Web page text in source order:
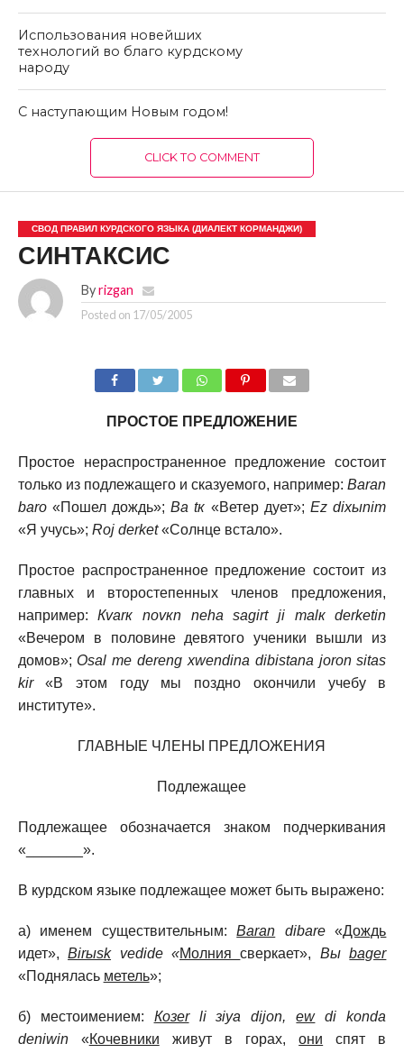
Использования новейших
технологий во благо курдскому
народу
С наступающим Новым годом!
CLICK TO COMMENT
СВОД ПРАВИЛ КУРДСКОГО ЯЗЫКА (ДИАЛЕКТ КОРМАНДЖИ)
СИНТАКСИС
By rizgan
Posted on 17/05/2005
ПРОСТОЕ ПРЕДЛОЖЕНИЕ
Простое нераспространенное предложение состоит
только из подлежащего и сказуемого, например:Baran
barо «Пошел дождь»;Ва tк «Ветер дует»;Ez dixыnim
«Я учусь»; Roj derket«Солнце встало».
Простое распространенное предложение состоит из
главных и второстепенных членов предложения,
например:Кvarк nоvкn neha sagirt ji malк derketin
«Вечером в половине девятого ученики вышли из
домов»; Оsal те dereng xwendina dibistana jorоn sitas
kir«B этом году мы поздно окончили учебу в
институте».
ГЛАВНЫЕ ЧЛЕНЫ ПРЕДЛОЖЕНИЯ
Подлежащее
Подлежащее обозначается знаком подчеркивания
«_______».
В курдском языке подлежащее может быть выражено:
а) именем существительным:Baran dibare«Дождь
идет»,Birыsk vedide «Молниясверкает», Bыbager
«Поднялась метель»;
б) местоимением: Козеrli зiya dijоn,ew
di konda
deniwin «Кочевники живут в горах,они спят в